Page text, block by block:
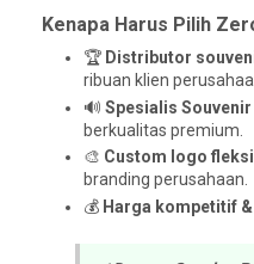
Kenapa Harus Pilih
🏆 Distributor
ribuan klien
🔊 Spesialis
berkualitas premium.
🎨 Custom logo
branding perusahaan.
💰 Harga kompetitif